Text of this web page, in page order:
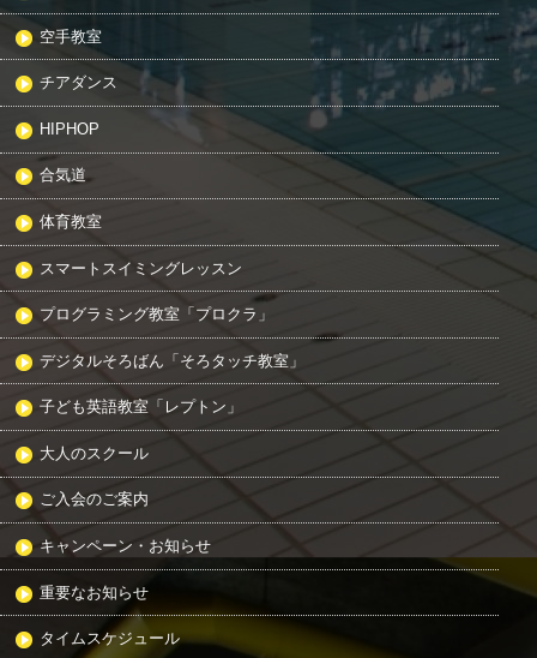
空手教室
チアダンス
HIPHOP
合気道
体育教室
スマートスイミングレッスン
プログラミング教室「プロクラ」
デジタルそろばん「そろタッチ教室」
子ども英語教室「レプトン」
大人のスクール
ご入会のご案内
キャンペーン・お知らせ
重要なお知らせ
タイムスケジュール